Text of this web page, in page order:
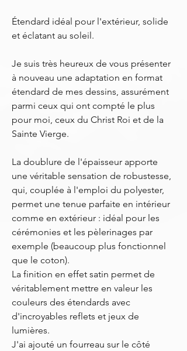
Étendard idéal pour l'extérieur, solide
et éclatant au soleil.
Je suis très heureux de vous présenter
à nouveau une adaptation en format
étendard de mes dessins, assurément
parmi ceux qui ont compté le plus
pour moi, ceux du Christ Roi et de la
Sainte Vierge.
La doublure de l'épaisseur apporte
une véritable sensation de robustesse,
qui, couplée à l'emploi du polyester,
permet une tenue parfaite en intérieur
comme en extérieur : idéal pour les
cérémonies et les pèlerinages par
exemple (beaucoup plus fonctionnel
que le coton).
La finition en effet satin permet de
véritablement mettre en valeur les
couleurs des étendards avec
d'incroyables reflets et jeux de
lumières.
J'ai ajouté un fourreau sur le côté